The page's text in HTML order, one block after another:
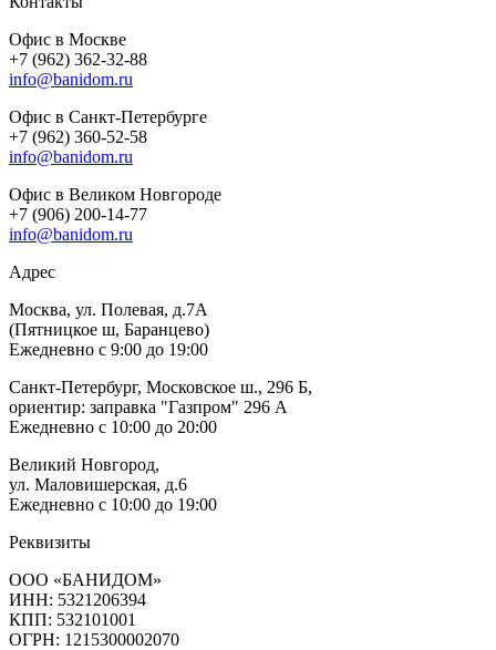
Офис в Москве
+7 (962) 362-32-88
info@banidom.ru
Офис в Санкт-Петербурге
+7 (962) 360-52-58
info@banidom.ru
Офис в Великом Новгороде
+7 (906) 200-14-77
info@banidom.ru
Адрес
Москва, ул. Полевая, д.7А
(Пятницкое ш, Баранцево)
Ежедневно с 9:00 до 19:00
Санкт-Петербург, Московское ш., 296 Б,
ориентир: заправка "Газпром" 296 А
Ежедневно с 10:00 до 20:00
Великий Новгород,
ул. Маловишерская, д.6
Ежедневно с 10:00 до 19:00
Реквизиты
ООО «БАНИДОМ»
ИНН: 5321206394
КПП: 532101001
ОГРН: 1215300002070